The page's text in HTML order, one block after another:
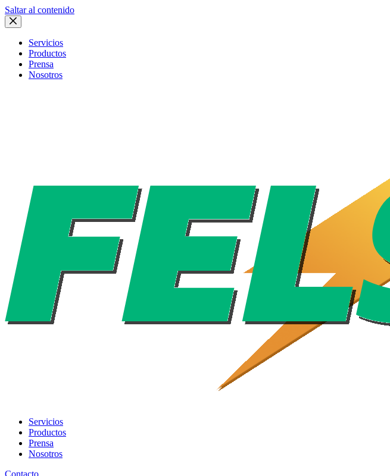
Saltar al contenido
Servicios
Productos
Prensa
Nosotros
Servicios
Productos
Prensa
Nosotros
Contacto